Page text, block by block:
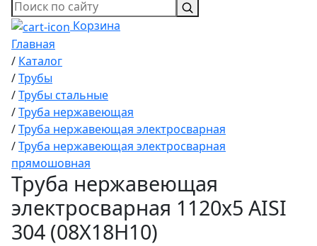
Корзина
Главная
/ Каталог
/Трубы
/Трубы стальные
/Труба нержавеющая
/Труба нержавеющая электросварная
/Труба нержавеющая электросварная
прямошовная
Труба нержавеющая
электросварная 1120х5 AISI
304 (08Х18Н10)